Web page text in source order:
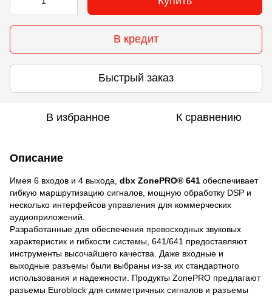
В кредит
Быстрый заказ
В избранное К сравнению
Описание
Имея 6 входов и 4 выхода, dbx ZonePRO® 641 обеспечивает
гибкую маршрутизацию сигналов, мощную обработку DSP и
несколько интерфейсов управления для коммерческих
аудиоприложений.
Разработанные для обеспечения превосходных звуковых
характеристик и гибкости системы, 641/641 предоставляют
инструменты высочайшего качества. Даже входные и
выходные разъемы были выбраны из-за их стандартного
использования и надежности. Продукты ZonePRO предлагают
разъемы Euroblock для симметричных сигналов и разъемы